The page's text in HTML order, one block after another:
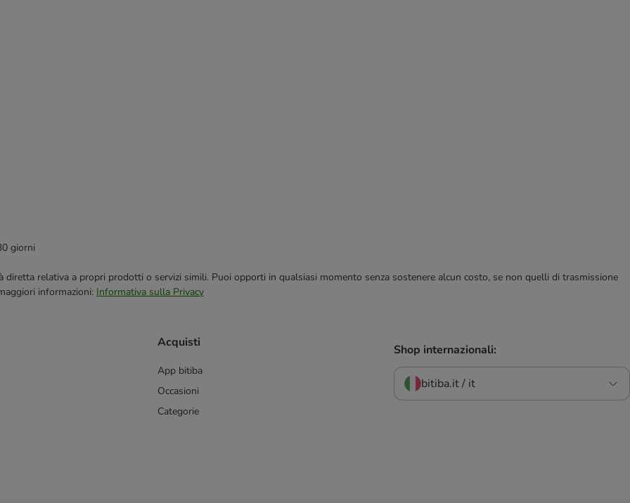
giorni
relativa a propri prodotti o servizi simili. Puoi opporti in qualsiasi momento senza sostenere alcun costo, se non quelli di trasmissione
informazioni: Informativa sulla Privacy
Acquisti
App bitiba
Occasioni
Categorie
Shop internazionali:
bitiba.it / it